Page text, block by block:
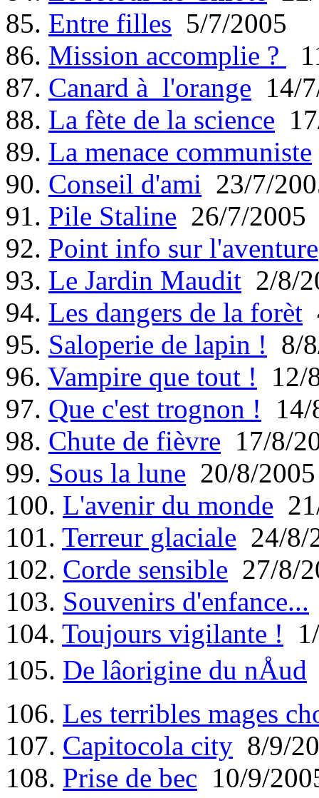
85. Entre filles 5/7/2005
86. Mission accomplie ?
87. Canard à l'orange 14/
88. La fète de la science
89. La menace communiste
90. Conseil d'ami 23/7/
91. Pile Staline 26/7/2005
92. Point info sur l'aventure
93. Le Jardin Maudit 2/8/
94. Les dangers de la forèt
95. Saloperie de lapin ! 8/
96. Vampire que tout ! 12/
97. Que c'est trognon ! 14/
98. Chute de fièvre 17/8/
99. Sous la lune 20/8/2005
100. L'avenir du monde
101. Terreur glaciale 24/8/
102. Corde sensible 27/8/
103. Souvenirs d'enfance...
104. Toujours vigilante !
105. De lâorigine du nÅud
106. Les terribles mages
107. Capitocola city 8/9/
108. Prise de bec 10/9/